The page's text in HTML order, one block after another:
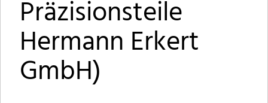
Präzisionsteile
Hermann Erkert
GmbH)